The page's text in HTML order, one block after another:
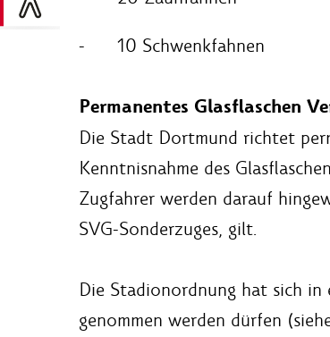
- 10 Schwenkfahnen
Permanentes Glasflaschen
Die Stadt Dortmund richtet
Kenntnisnahme des
Zugfahrer werden darauf
SVG-Sonderzuges, gilt.
Die Stadionordnung hat sich
genommen werden dürfen